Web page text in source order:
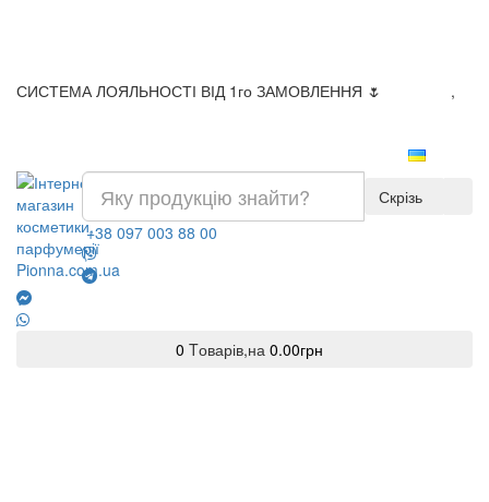
СИСТЕМА ЛОЯЛЬНОСТІ ВІД 1го ЗАМОВЛЕННЯ 🌷
,
Скрізь
+38 097 003 88 00
0 Tоварів,на 0.00грн